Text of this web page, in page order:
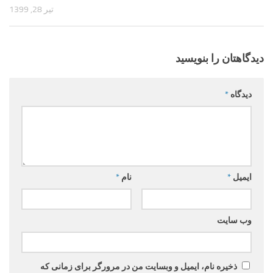
تیر 28, 1399
دیدگاهتان را بنویسید
دیدگاه *
نام * ایمیل *
وب‌ سایت
ذخیره نام، ایمیل و وبسایت من در مرورگر برای زمانی که